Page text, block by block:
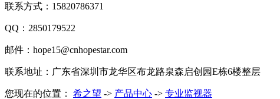
联系方式：15820786371
QQ：2850179522
邮件：hope15@cnhopestar.com
联系地址：广东省深圳市龙华区布龙路泉森启创园E栋6楼整层
您现在的位置： 希之望 -> 产品中心 -> 专业监视器